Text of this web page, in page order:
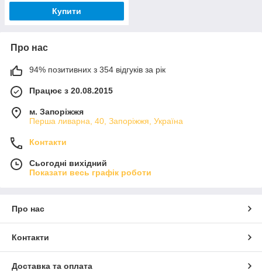
Купити
Про нас
94% позитивних з 354 відгуків за рік
Працює з 20.08.2015
м. Запоріжжя
Перша ливарна, 40, Запоріжжя, Україна
Контакти
Сьогодні вихідний
Показати весь графік роботи
Про нас
Контакти
Доставка та оплата